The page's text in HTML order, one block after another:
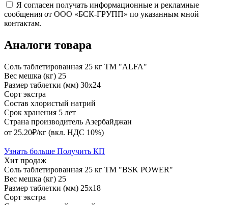
Я согласен получать информационные и рекламные
сообщения от ООО «БСК-ГРУПП» по указанным мной
контактам.
Аналоги товара
Соль таблетированная 25 кг ТМ "ALFA"
Вес мешка (кг) 25
Размер таблетки (мм) 30х24
Сорт экстра
Состав хлористый натрий
Срок хранения 5 лет
Страна производитель Азербайджан
от 25.20₽/кг (вкл. НДС 10%)
Узнать больше Получить КП
Хит продаж
Соль таблетированная 25 кг ТМ "BSK POWER"
Вес мешка (кг) 25
Размер таблетки (мм) 25х18
Сорт экстра